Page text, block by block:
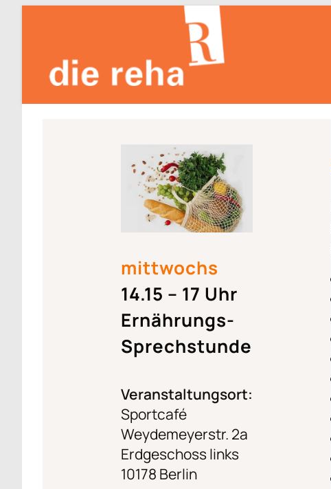
mittwochs
14.15 – 17 Uhr
Ernährungs-
Sprechstunde
Veranstaltungsort:
Sportcafé
Weydemeyerstr. 2a
Erdgeschoss links
10178 Berlin